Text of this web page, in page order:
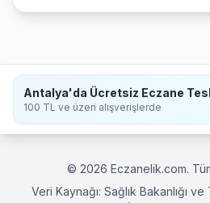
Antalya'da Ücretsiz Eczane
100 TL ve üzeri alışverişlerde
© 2026 Eczanelik.com. Tüm
Veri Kaynağı: Sağlık Bakanlığı